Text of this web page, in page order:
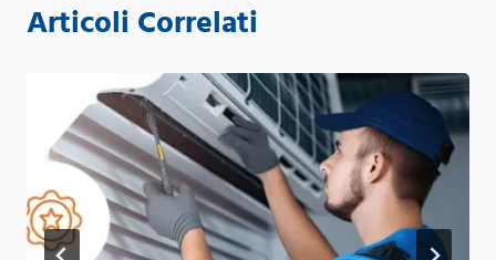
Articoli Correlati